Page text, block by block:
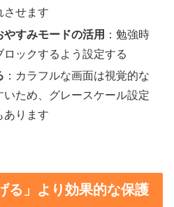
させます
すみモードの活用 ：勉強時
ックするよう設定する
：カラフルな画面は視覚的な
ため、グレースケール設定
あります
る」より効果的な保護